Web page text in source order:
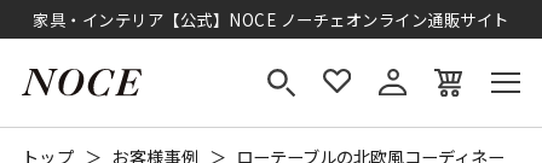
家具・インテリア【公式】NOCE ノーチェオンライン通販サイト
トップ お客様事例
ローテーブルの北欧風コーディネー